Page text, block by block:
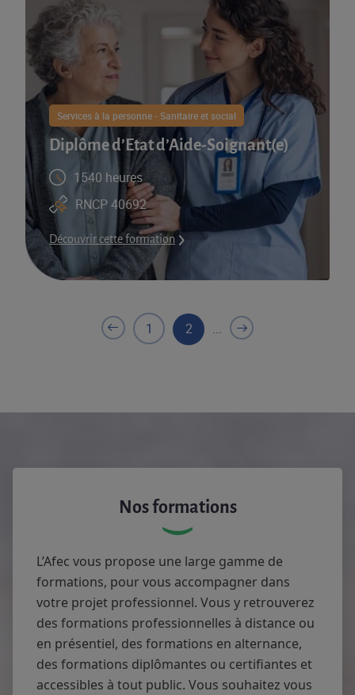
Services à la personne - Sanitaire et social
Diplôme d’Etat d’Aide-Soignant(e)
1540 heures
RNCP 40692
Découvrir cette formation
1 2 ...
Nos formations
L’Afec vous propose une large gamme de
formations, pour vous accompagner dans
votre projet professionnel. Vous y retrouverez
des formations professionnelles à distance ou
en présentiel, des formations en alternance,
des formations diplômantes ou certifiantes et
accessibles à tout public. Vous souhaitez vous